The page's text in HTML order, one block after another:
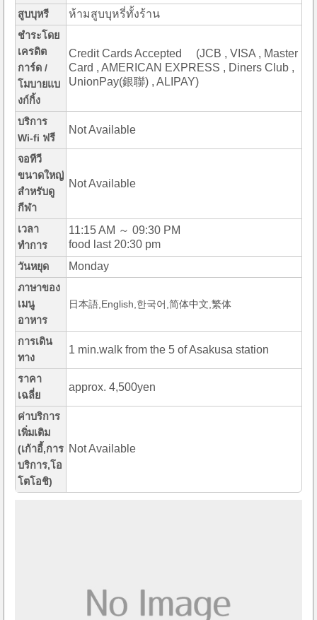
สูบบุหรี ห้ามสูบบุหรี่ทั้งร้าน
ชำระโดย
เครดิต
การ์ด /
โมบายแบ
งก์กิ้ง
Credit Cards Accepted (JCB , VISA , Master
Card , AMERICAN EXPRESS , Diners Club ,
UnionPay(銀聯) , ALIPAY)
บริการ
Wi-fi ฟรี
Not Available
จอทีวี
ขนาดใหญ่
สำหรับดู
กีฬา
Not Available
เวลา
ทำการ
11:15 AM ～ 09:30 PM
food last 20:30 pm
วันหยุด Monday
ภาษาของ
เมนู
อาหาร
日本語,English,한국어,简体中文,繁体
การเดิน
ทาง
1 min.walk from the 5 of Asakusa station
ราคา
เฉลี่ย
approx. 4,500yen
ค่าบริการ
เพิ่มเติม
(เก้าอี้,การ
บริการ,โอ
โตโอชิ)
Not Available